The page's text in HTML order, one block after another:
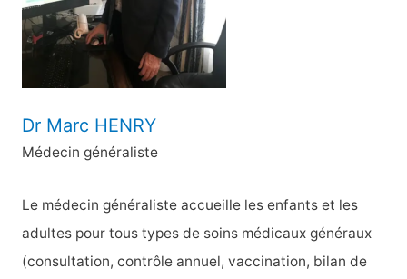
r
Dr Marc HENRY
Médecin généraliste
Le médecin généraliste accueille les enfants et les
adultes pour tous types de soins médicaux généraux
(consultation, contrôle annuel, vaccination, bilan de